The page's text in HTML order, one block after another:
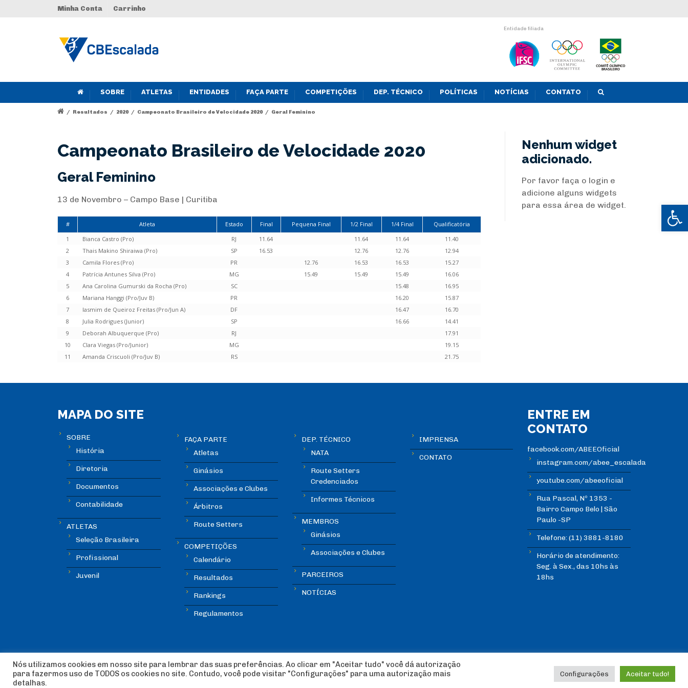
Abrir
Minha Conta Carrinho
Entidade filiada
SOBRE ATLETAS ENTIDADES FAÇA PARTE COMPETIÇÕES DEP. TÉCNICO POLÍTICAS NOTÍCIAS CONTATO
/ Resultados / 2020 / Campeonato Brasileiro de Velocidade 2020 / Geral Feminino
Campeonato Brasileiro de Velocidade 2020
Geral Feminino
13 de Novembro – Campo Base | Curitiba
# Atleta Estado Final Pequena Final 1/2 Final 1/4 Final
Qualificatória
1
Bianca Castro (Pro) RJ 11.64 11.64 11.64
11.40
2
Thais Makino Shiraiwa (Pro) SP 16.53 12.76 12.76
12.94
3
Camila Flores (Pro) PR 12.76 16.53 16.53
15.27
4
Patrícia Antunes Silva (Pro) MG 15.49 15.49 15.49
16.06
5
Ana Carolina Gumurski da Rocha (Pro) SC 15.48
16.95
6
Mariana Hanggi (Pro/Juv B) PR 16.20
15.87
7
Iasmim de Queiroz Freitas (Pro/Jun A) DF 16.47
16.70
8
Julia Rodrigues (Junior) SP 16.66
14.41
9
Deborah Albuquerque (Pro) RJ
17.91
10
Clara Viegas (Pro/Junior) MG
19.15
11
Amanda Criscuoli (Pro/Juv B) RS 21.75
Nenhum widget
adicionado.
Por favor faça o login e
adicione alguns widgets
para essa área de widget.
MAPA DO SITE
SOBRE
História
Diretoria
Documentos
Contabilidade
ATLETAS
Seleção Brasileira
Profissional
Juvenil
FAÇA PARTE
Atletas
Ginásios
Associações e Clubes
Árbitros
Route Setters
COMPETIÇÕES
Calendário
Resultados
Rankings
Regulamentos
DEP. TÉCNICO
NATA
Route Setters
Credenciados
Informes Técnicos
MEMBROS
Ginásios
Associações e Clubes
PARCEIROS
NOTÍCIAS
IMPRENSA
CONTATO
ENTRE EM
CONTATO
facebook.com/ABEEOficial
instagram.com/abee_escalada
youtube.com/abeeoficial
Rua Pascal, Nº 1353 -
Bairro Campo Belo | São
Paulo -SP
Telefone: (11) 3881-8180
Horário de atendimento:
Seg. à Sex., das 10hs às
18hs
© Copyright ABEE | Associação Brasileira de Escalada Esportiva 2018 | Design:Imagética Design
Nós utilizamos cookies em nosso site para lembrar das suas preferências. Ao clicar em "Aceitar tudo" você dá autorização
para fazermos uso de TODOS os cookies no site. Contudo, você pode visitar "Configurações" para uma autorização mais
detalhas.
Configurações Aceitar tudo!